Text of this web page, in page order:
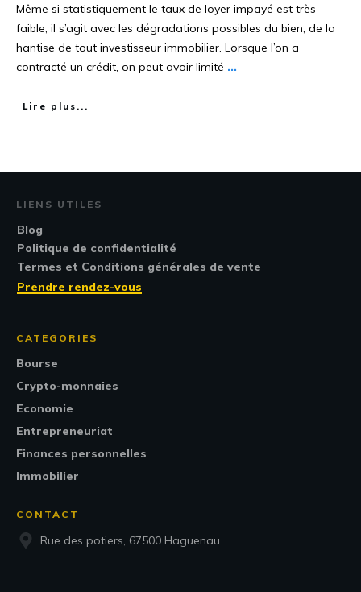
Même si statistiquement le taux de loyer impayé est très
faible, il s’agit avec les dégradations possibles du bien, de la
hantise de tout investisseur immobilier. Lorsque l’on a
contracté un crédit, on peut avoir limité ...
Lire plus...
LIENS UTILES
Blog
Politique de confidentialité
Termes et Conditions générales de vente
Prendre rendez-vous
CATEGORIES
Bourse
Crypto-monnaies
Economie
Entrepreneuriat
Finances personnelles
Immobilier
CONTACT
Rue des potiers, 67500 Haguenau